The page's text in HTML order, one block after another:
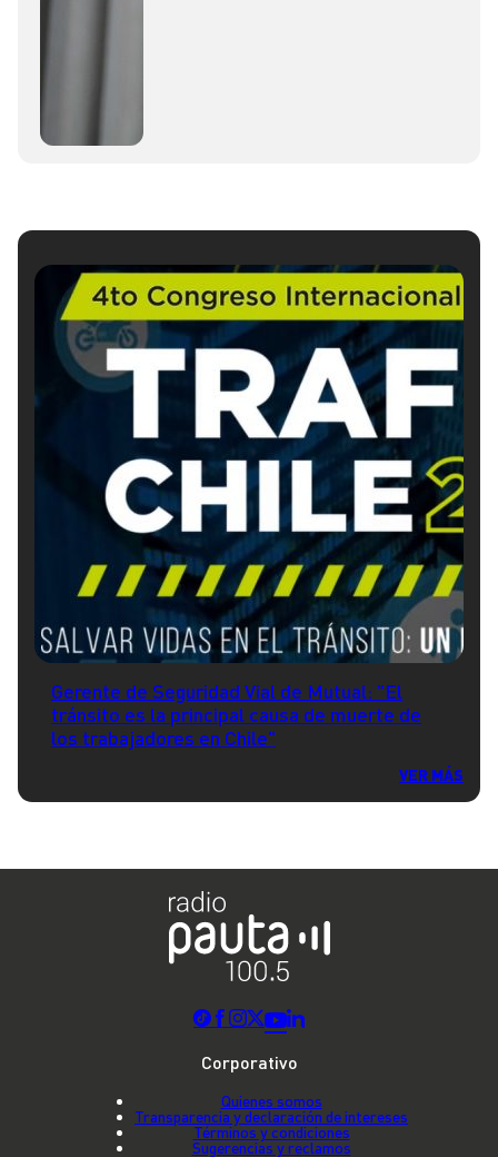
Gerente de Seguridad Vial de Mutual: "El
tránsito es la principal causa de muerte de
los trabajadores en Chile"
VER MÁS
Corporativo
Quienes somos
Transparencia y declaración de intereses
Términos y condiciones
Sugerencias y reclamos